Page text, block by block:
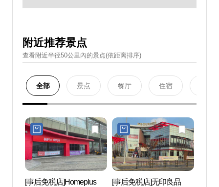
附近推荐景点
查看附近半径50公里內的景点(依距离排序)
全部 景点 餐厅 住宿
[事后免税店]Homeplus
[事后免税店]无印良品